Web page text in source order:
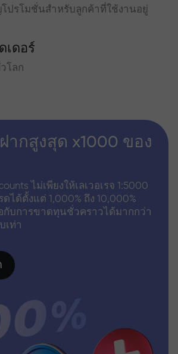
ปรโมชั่นสำหรับลูกค้าที่ใช้งานอยู่
เดอร์
โลก
ากสูงสุด x1000 ของ
ไม่เพียงให้เลเวอเรจ 1:5000
ได้ตั้งแต่ 1,000% ถึง 10,000%
บการขาดทุนชั่วคราวได้มากกว่า
เท่า